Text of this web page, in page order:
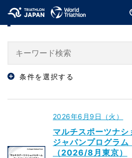
「マルチスポーツ」の
条件を選択する
2026年6月9日（火）
マルチスポーツナ
ジャパンプログラム
（2026/8月東京）